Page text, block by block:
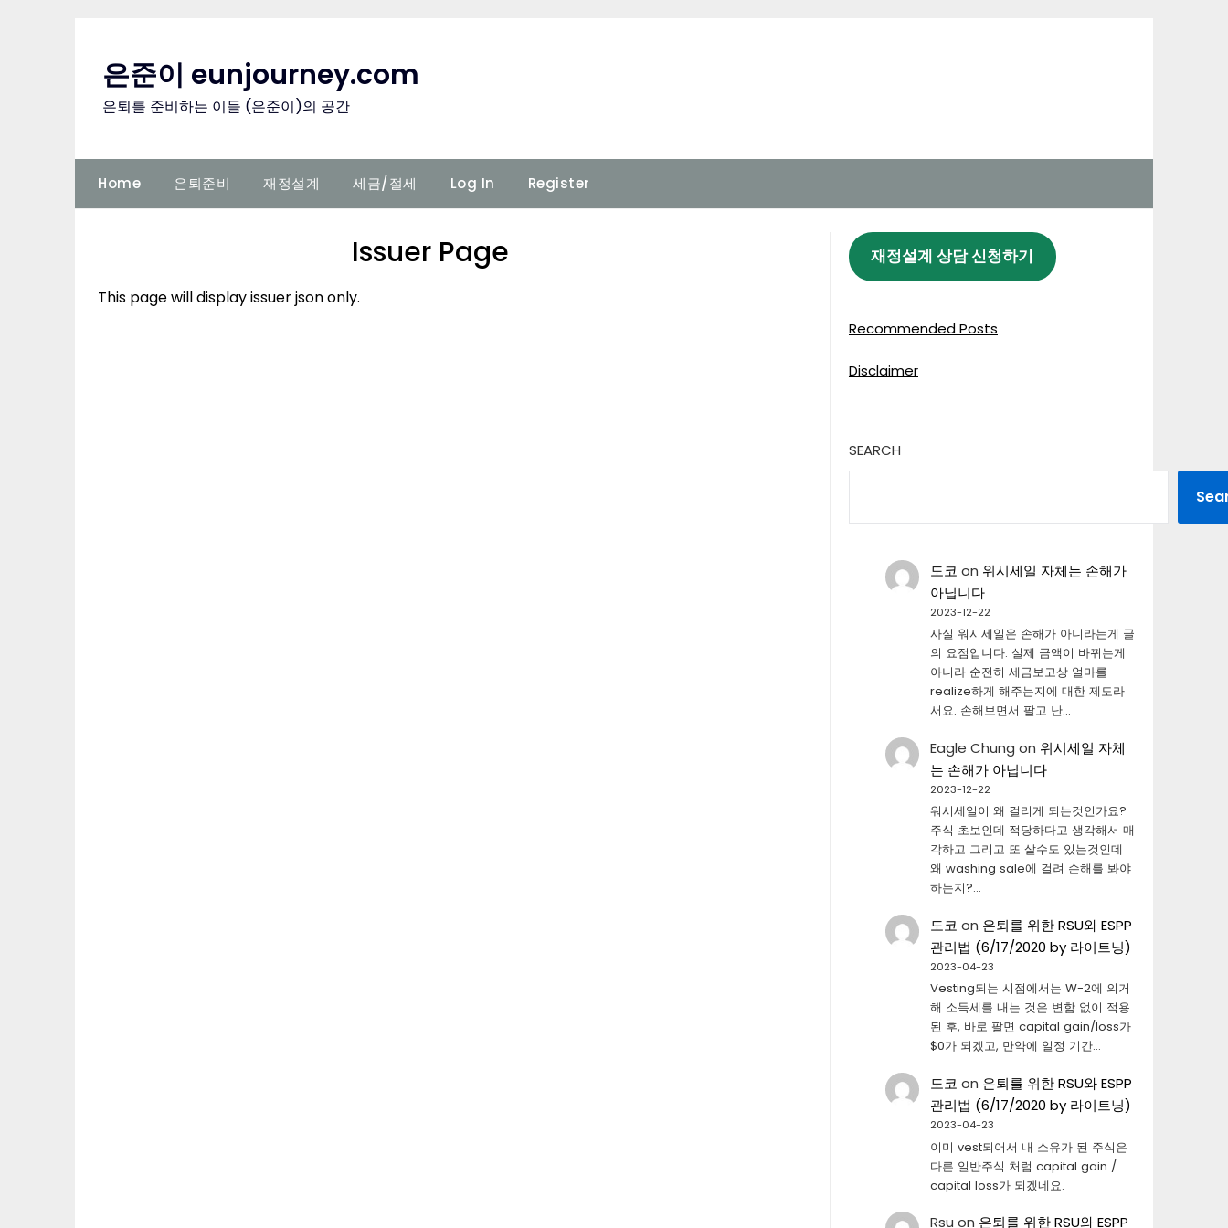
은준이 eunjourney.com
은퇴를 준비하는 이들 (은준이)의 공간
Home 은퇴준비 재정설계 세금/절세 Log In Register
Issuer Page
This page will display issuer json only.
재정설계 상담 신청하기
Recommended Posts
Disclaimer
SEARCH
도코 on 위시세일 자체는 손해가
아닙니다
2023-12-22
사실 워시세일은 손해가 아니라는게 글
의 요점입니다. 실제 금액이 바뀌는게
아니라 순전히 세금보고상 얼마를
realize하게 해주는지에 대한 제도라
서요. 손해보면서 팔고 난…
Eagle Chung on 위시세일 자체
는 손해가 아닙니다
2023-12-22
워시세일이 왜 걸리게 되는것인가요?
주식 초보인데 적당하다고 생각해서 매
각하고 그리고 또 살수도 있는것인데
왜 washing sale에 걸려 손해를 봐야
하는지?…
도코 on 은퇴를 위한 RSU와 ESPP
관리법 (6/17/2020 by 라이트닝)
2023-04-23
Vesting되는 시점에서는 W-2에 의거
해 소득세를 내는 것은 변함 없이 적용
된 후, 바로 팔면 capital gain/loss가
$0가 되겠고, 만약에 일정 기간…
도코 on 은퇴를 위한 RSU와 ESPP
관리법 (6/17/2020 by 라이트닝)
2023-04-23
이미 vest되어서 내 소유가 된 주식은
다른 일반주식 처럼 capital gain /
capital loss가 되겠네요.
Rsu on 은퇴를 위한 RSU와 ESPP